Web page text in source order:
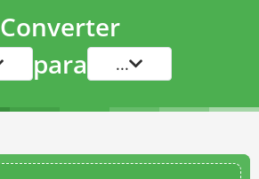
Converter
para ...